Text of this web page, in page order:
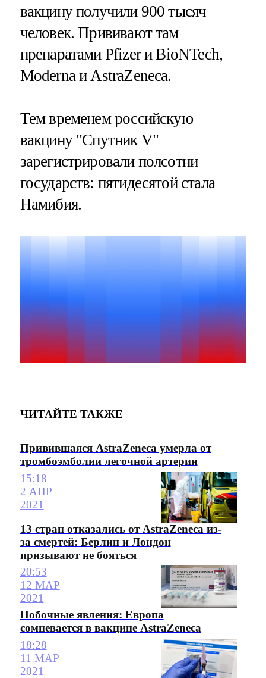
вакцину получили 900 тысяч
человек. Прививают там
препаратами Pfizer и BioNTech,
Moderna и AstraZeneca.
Тем временем российскую
вакцину "Спутник V"
зарегистрировали полсотни
государств: пятидесятой стала
Намибия.
ЧИТАЙТЕ ТАКЖЕ
Привившаяся AstraZeneca умерла от
тромбоэмболии легочной артерии
15:18
2 АПР
2021
13 стран отказались от AstraZeneca из-
за смертей: Берлин и Лондон
призывают не бояться
20:53
12 МАР
2021
Побочные явления: Европа
сомневается в вакцине AstraZeneca
18:28
11 МАР
2021